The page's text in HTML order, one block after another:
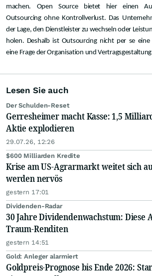
machen. Open Source bietet hier einen
Outsourcing ohne Kontrollverlust. Das
der Lage, den Dienstleister zu wechseln oder
holen. Deshalb ist Outsourcing nicht per se eine
eine Frage der Organisation und
Lesen Sie auch
Der Schulden-Reset
Gerresheimer macht Kasse: 1,5
Aktie explodieren
29.07.26, 12:26
$600 Milliarden Kredite
Krise am US-Agrarmarkt weitet sich
werden nervös
gestern 17:01
Dividenden-Radar
30 Jahre Dividendenwachstum: Diese
Traum-Renditen
gestern 14:51
Gold: Anleger alarmiert
Goldpreis-Prognose bis Ende 2026: